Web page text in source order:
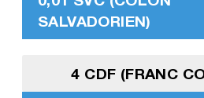
SALVADORIEN)
4 CDF (FRANC